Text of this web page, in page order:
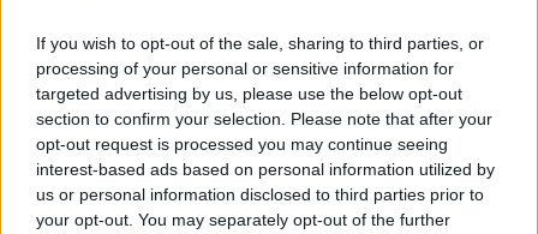
If you wish to opt-out of the sale, sharing to third parties, or
processing of your personal or sensitive information for
targeted advertising by us, please use the below opt-out
section to confirm your selection. Please note that after your
opt-out request is processed you may continue seeing
interest-based ads based on personal information utilized by
us or personal information disclosed to third parties prior to
your opt-out. You may separately opt-out of the further
εμπειρία που φιλοξενεησε το
Μουσείο Φυσικής Ιστορίας
Απολιθωμένου Δάσους Λέσβου
ΔΡΑΣΕΙΣ
Τρεις συγκεντρώσεις στη Λέσβο
για την Παλαιστίνη
Μυτιλήνη, Πλωμάρι και Ερεσός
συμμετέχουν την Κυριακή στην